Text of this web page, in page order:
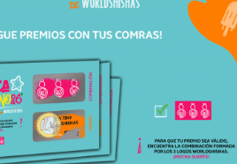
En Stock
99,95€89,95€